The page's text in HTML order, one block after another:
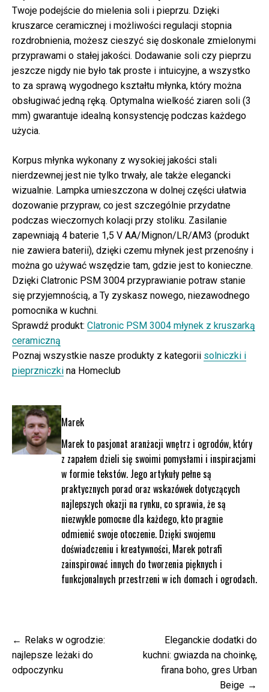
Twoje podejście do mielenia soli i pieprzu. Dzięki
kruszarce ceramicznej i możliwości regulacji stopnia
rozdrobnienia, możesz cieszyć się doskonale zmielonymi
przyprawami o stałej jakości. Dodawanie soli czy pieprzu
jeszcze nigdy nie było tak proste i intuicyjne, a wszystko
to za sprawą wygodnego kształtu młynka, który można
obsługiwać jedną ręką. Optymalna wielkość ziaren soli (3
mm) gwarantuje idealną konsystencję podczas każdego
użycia.
Korpus młynka wykonany z wysokiej jakości stali
nierdzewnej jest nie tylko trwały, ale także elegancki
wizualnie. Lampka umieszczona w dolnej części ułatwia
dozowanie przypraw, co jest szczególnie przydatne
podczas wieczornych kolacji przy stoliku. Zasilanie
zapewniają 4 baterie 1,5 V AA/Mignon/LR/AM3 (produkt
nie zawiera baterii), dzięki czemu młynek jest przenośny i
można go używać wszędzie tam, gdzie jest to konieczne.
Dzięki Clatronic PSM 3004 przyprawianie potraw stanie
się przyjemnością, a Ty zyskasz nowego, niezawodnego
pomocnika w kuchni.
Sprawdź produkt: Clatronic PSM 3004 młynek z kruszarką
ceramiczną
Poznaj wszystkie nasze produkty z kategorii solniczki i
pieprzniczki na Homeclub
Marek
Marek to pasjonat aranżacji wnętrz i ogrodów, który
z zapałem dzieli się swoimi pomysłami i inspiracjami
w formie tekstów. Jego artykuły pełne są
praktycznych porad oraz wskazówek dotyczących
najlepszych okazji na rynku, co sprawia, że są
niezwykle pomocne dla każdego, kto pragnie
odmienić swoje otoczenie. Dzięki swojemu
doświadczeniu i kreatywności, Marek potrafi
zainspirować innych do tworzenia pięknych i
funkcjonalnych przestrzeni w ich domach i ogrodach.
Nawigacja
wpisu
Relaks w ogrodzie:
najlepsze leżaki do
odpoczynku
Eleganckie dodatki do
kuchni: gwiazda na choinkę,
firana boho, gres Urban
Beige